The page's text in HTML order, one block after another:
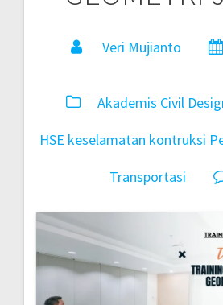
Veri Mujianto
Akademis Civil
HSE keselamatan kontruksi
Transportasi